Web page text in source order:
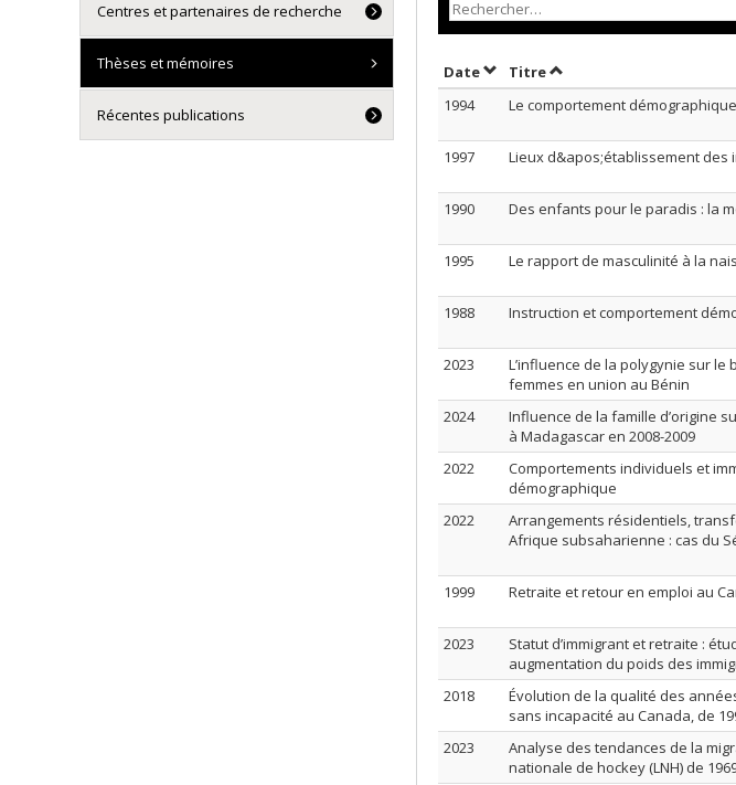
DateTrier par date en ordre décroissant
TitreTrier par titre en ordre
1994
Le comportement
1997
Lieux d&apos;établissement des
1990
Des enfants pour le paradis : la
1995
Le rapport de masculinité à la
1988
Instruction et comportement
2023
L’influence de la polygynie sur
femmes en union au Bénin
2024
Influence de la famille d’origine
à Madagascar en 2008-2009
2022
Comportements individuels et
démographique
2022
Arrangements résidentiels,
Afrique subsaharienne : cas du
1999 Retraite et retour en emploi au
2023
Statut d’immigrant et retraite :
augmentation du poids des
2018
Évolution de la qualité des
sans incapacité au Canada, de
2023
Analyse des tendances de la
nationale de hockey (LNH) de
Centres et partenaires de recherche
Thèses et mémoires
Récentes publications